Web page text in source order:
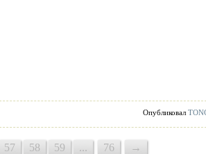
Опубликовал
57 58 59 ... 76 →